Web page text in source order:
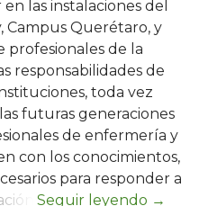
las instalaciones del
Campus Querétaro, y
profesionales de la
responsabilidades de
toda vez
futuras generaciones
de enfermería y
con los conocimientos,
para responder a